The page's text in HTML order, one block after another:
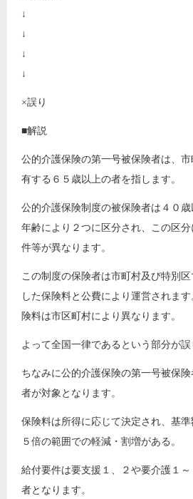
↓
↓
↓
↓
×誤り
■解説
公的介護保険の第一号被保険者は、
有する６５歳以上の者を指します。
公的介護保険制度の被保険者は４０歳
年齢により２つに区分され、この区
件等が異なります。
この制度の保険者は市町村及び特別
した保険料と公費により運営されま
険料は市区町村により異なります。
よって全国一律であるという部分が誤
ちなみに公的介護保険の第一号被保
者が対象となります。
保険料は所得に応じて決定され、基準
５倍の範囲での軽減・割増がある。
給付要件は要支援１、２や要介護１
者となります。